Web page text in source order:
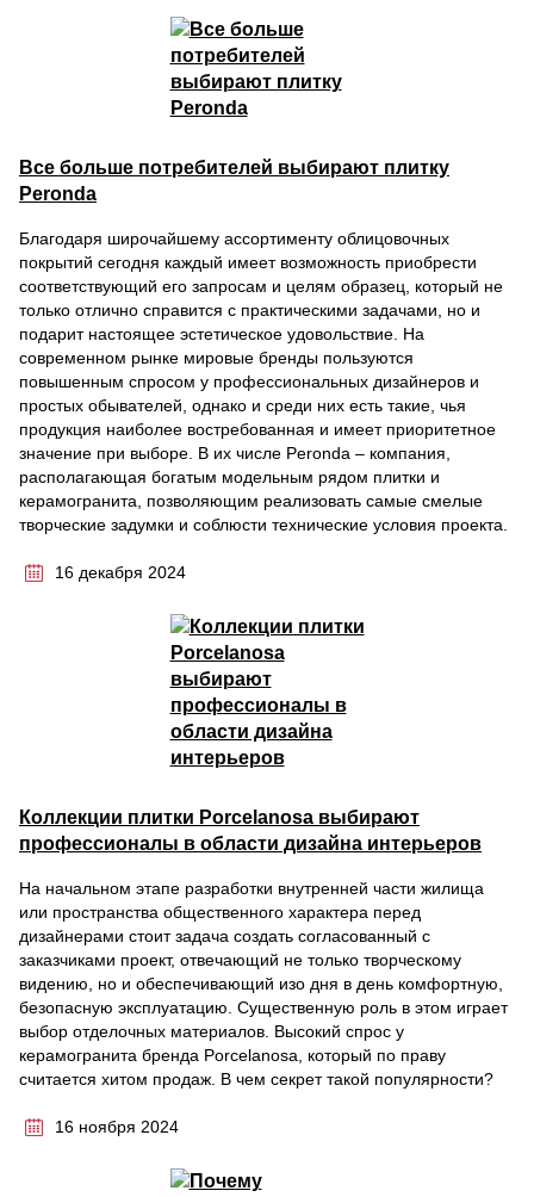
Все больше потребителей выбирают плитку
Peronda
Благодаря широчайшему ассортименту облицовочных
покрытий сегодня каждый имеет возможность приобрести
соответствующий его запросам и целям образец, который не
только отлично справится с практическими задачами, но и
подарит настоящее эстетическое удовольствие. На
современном рынке мировые бренды пользуются
повышенным спросом у профессиональных дизайнеров и
простых обывателей, однако и среди них есть такие, чья
продукция наиболее востребованная и имеет приоритетное
значение при выборе. В их числе Peronda – компания,
располагающая богатым модельным рядом плитки и
керамогранита, позволяющим реализовать самые смелые
творческие задумки и соблюсти технические условия проекта.
16 декабря 2024
Коллекции плитки Porcelanosa выбирают
профессионалы в области дизайна интерьеров
На начальном этапе разработки внутренней части жилища
или пространства общественного характера перед
дизайнерами стоит задача создать согласованный с
заказчиками проект, отвечающий не только творческому
видению, но и обеспечивающий изо дня в день комфортную,
безопасную эксплуатацию. Существенную роль в этом играет
выбор отделочных материалов. Высокий спрос у
керамогранита бренда Porcelanosa, который по праву
считается хитом продаж. В чем секрет такой популярности?
16 ноября 2024